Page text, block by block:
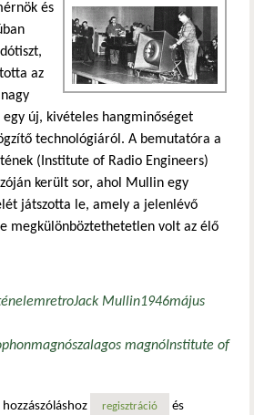
és
az
új, kivételes hangminőséget
technológiáról. A bemutatóra a
(Institute of Radio Engineers)
került sor, ahol Mullin egy
játszotta le, amely a jelenlévő
megkülönböztethetetlen volt az élő
retroJack Mullin1946május
magnószalagos magnóInstitute of
hi-fi szalagos hangrögzítés bemutatása az
hozzászóláshoz regisztráció és